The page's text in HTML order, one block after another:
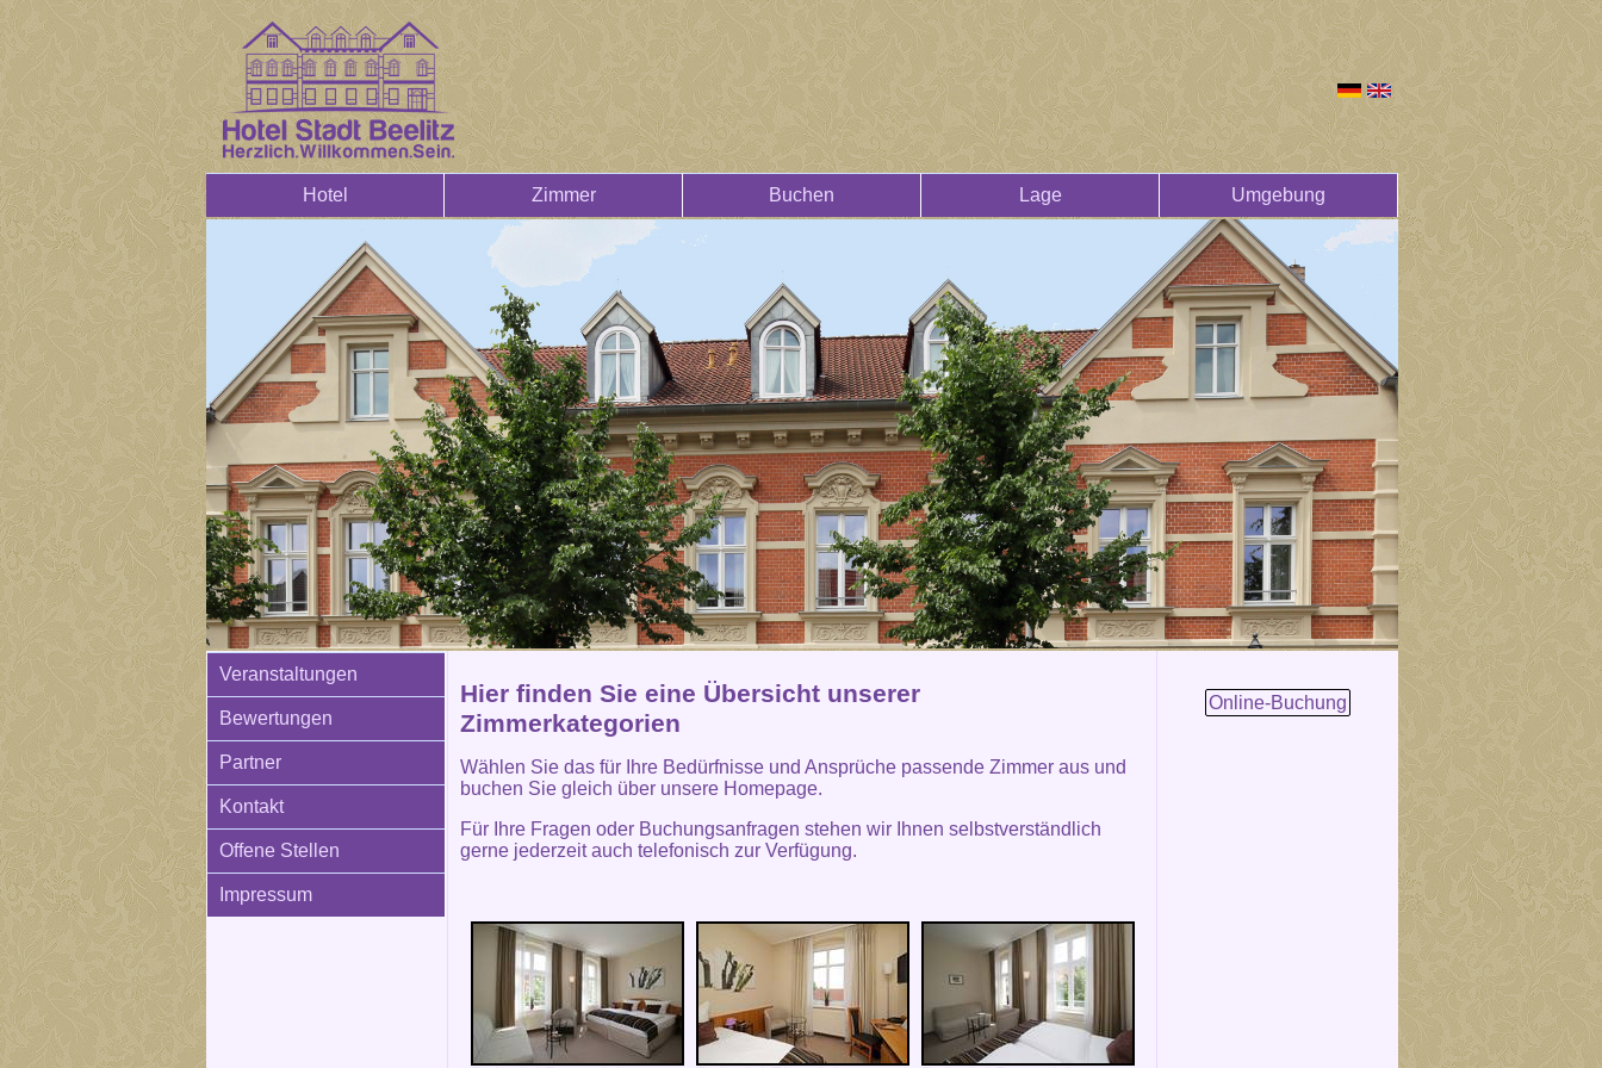
Hotel Zimmer Buchen Lage Umgebung
Veranstaltungen
Bewertungen
Partner
Kontakt
Offene Stellen
Impressum
Hier finden Sie eine Übersicht unserer
Zimmerkategorien
Wählen Sie das für Ihre Bedürfnisse und Ansprüche passende Zimmer aus und
buchen Sie gleich über unsere Homepage.
Für Ihre Fragen oder Buchungsanfragen stehen wir Ihnen selbstverständlich
gerne jederzeit auch telefonisch zur Verfügung.
Online-Buchung